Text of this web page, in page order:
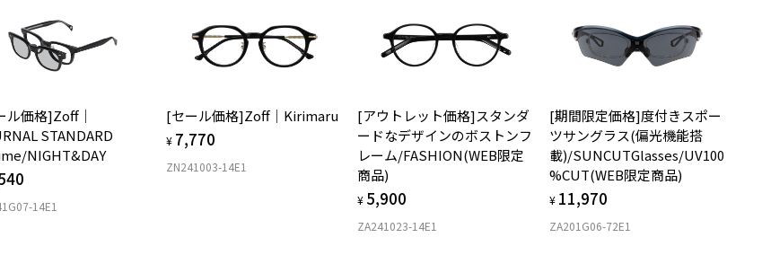
ウエリントン
フロント素材：French Plastic
ル価格]Zoff｜
STANDARD
NIGHT&DAY
14E1
[セール価格]Zoff｜Kirimaru
¥ 7,770
ZN241003-14E1
[アウトレット価格]スタンダ
ードなデザインのボストンフ
レーム/FASHION(WEB限定
商品)
¥ 5,900
ZA241023-14E1
[期間限定価格]度付きスポー
ツサングラス(偏光機能搭
載)/SUNCUTGlasses/UV100
%CUT(WEB限定商品)
¥ 11,970
ZA201G06-72E1